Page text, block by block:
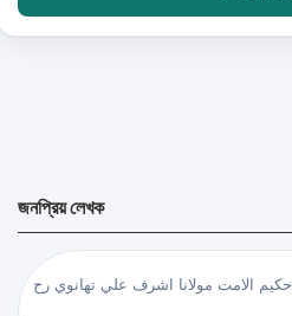
জনপ্রিয় লেখক
حكيم الامت مولانا اشرف علي تهانوي رح ( হাকীমুল উম্মত মাওলানা আশরাফ আলী